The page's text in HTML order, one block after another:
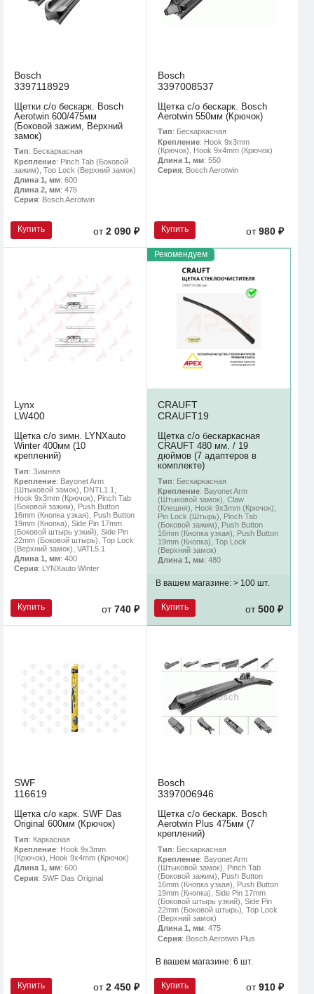
Bosch
3397118929
Щетки с/о бескарк. Bosch
Aerotwin 600/475мм
(Боковой зажим, Верхний
замок)
Тип: Бескаркасная
Крепление: Pinch Tab (Боковой
зажим), Top Lock (Верхний замок)
Длина 1, мм: 600
Длина 2, мм: 475
Серия: Bosch Aerotwin
Купить от2 090 ₽
Bosch
3397008537
Щетка с/о бескарк. Bosch
Aerotwin 550мм (Крючок)
Тип: Бескаркасная
Крепление: Hook 9x3mm
(Крючок), Hook 9x4mm (Крючок)
Длина 1, мм: 550
Серия: Bosch Aerotwin
Купить от980 ₽
Lynx
LW400
Щетка с/о зимн. LYNXauto
Winter 400мм (10
креплений)
Тип: Зимняя
Крепление: Bayonet Arm
(Штыковой замок), DNTL1.1,
Hook 9x3mm (Крючок), Pinch Tab
(Боковой зажим), Push Button
16mm (Кнопка узкая), Push Button
19mm (Кнопка), Side Pin 17mm
(Боковой штырь узкий), Side Pin
22mm (Боковой штырь), Top Lock
(Верхний замок), VATL5.1
Длина 1, мм: 400
Серия: LYNXauto Winter
Купить от740 ₽
Рекомендуем
CRAUFT
CRAUFT19
Щетка с/о бескаркасная
CRAUFT 480 мм. / 19
дюймов (7 адаптеров в
комплекте)
Тип: Бескаркасная
Крепление: Bayonet Arm
(Штыковой замок), Claw
(Клешня), Hook 9x3mm (Крючок),
Pin Lock (Штырь), Pinch Tab
(Боковой зажим), Push Button
16mm (Кнопка узкая), Push Button
19mm (Кнопка), Top Lock
(Верхний замок)
Длина 1, мм: 480
В вашем магазине: > 100 шт.
Купить от500 ₽
SWF
116619
Щетка с/о карк. SWF Das
Original 600мм (Крючок)
Тип: Каркасная
Крепление: Hook 9x3mm
(Крючок), Hook 9x4mm (Крючок)
Длина 1, мм: 600
Серия: SWF Das Original
Купить от2 450 ₽
Bosch
3397006946
Щетка с/о бескарк. Bosch
Aerotwin Plus 475мм (7
креплений)
Тип: Бескаркасная
Крепление: Bayonet Arm
(Штыковой замок), Pinch Tab
(Боковой зажим), Push Button
16mm (Кнопка узкая), Push Button
19mm (Кнопка), Side Pin 17mm
(Боковой штырь узкий), Side Pin
22mm (Боковой штырь), Top Lock
(Верхний замок)
Длина 1, мм: 475
Серия: Bosch Aerotwin Plus
В вашем магазине: 6 шт.
Купить от910 ₽